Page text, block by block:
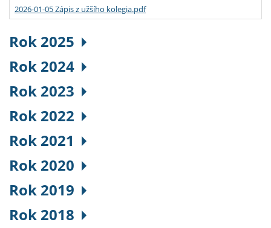
2026-01-05 Zápis z užšího kolegia.pdf
Rok 2025
Rok 2024
Rok 2023
Rok 2022
Rok 2021
Rok 2020
Rok 2019
Rok 2018